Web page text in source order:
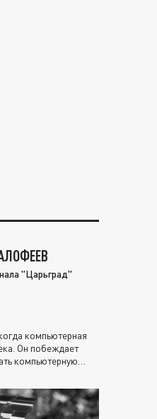
"Царьград"
компьютерная
Он побеждает
компьютерную